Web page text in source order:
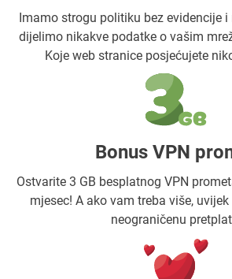
Imamo strogu politiku bez evidencije
dijelimo nikakve podatke o vašim
Koje web stranice posjećujete
Bonus VPN
Ostvarite 3 GB besplatnog VPN
mjesec! A ako vam treba više,
neograničenu